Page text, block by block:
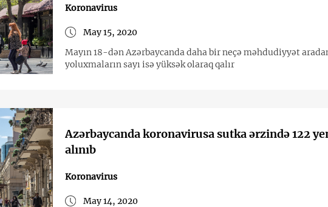
Koronavirus
May 15, 2020
Mayın 18-dən Azərbaycanda daha bir neçə məhdudiyyət
yoluxmaların sayı isə yüksək olaraq qalır
Azərbaycanda koronavirusa sutka ərzində 122
alınıb
Koronavirus
May 14, 2020